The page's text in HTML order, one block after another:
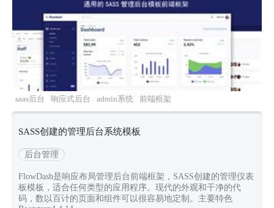
saas后台 响应式后台 admin系统
前端框架
FlowDash
SASS创建的管理后台系统模板
后台管理
FlowDash是响应布局管理后台前端框架，SASS创建的管理仪表
板模板，适合任何类型的应用程序。现代的外观和干净的代
码，数以百计的页面和组件可以很容易地定制。主要特色